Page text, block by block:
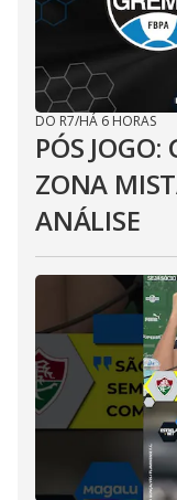
DO R7/HÁ 6 HORAS
PÓS
ZONA
ANÁLISE